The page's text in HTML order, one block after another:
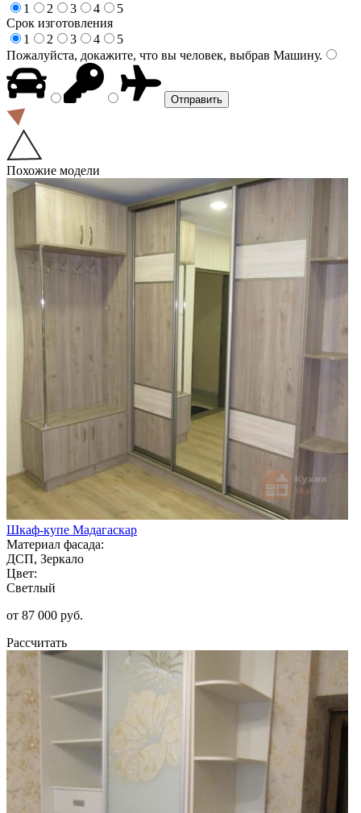
1
2 3 4
5
Срок изготовления
1
2 3 4
5
Пожалуйста, докажите, что вы человек, выбрав Машину.
Похожие модели
Шкаф-купе Мадагаскар
Материал фасада:
ДСП, Зеркало
Цвет:
Светлый
от 87 000 руб.
Рассчитать